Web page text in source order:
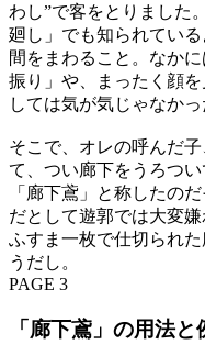
わし”で客をとりました
廻し」でも知られてい
間をまわること。なか
振り」や、まったく顔
しては気が気じゃなかっ
そこで、オレの呼んだ
て、つい廊下をうろつ
「廊下鳶」と称したの
だとして遊郭では大変
ふすま一枚で仕切られ
うだし。
PAGE 3
「廊下鳶」の用法と